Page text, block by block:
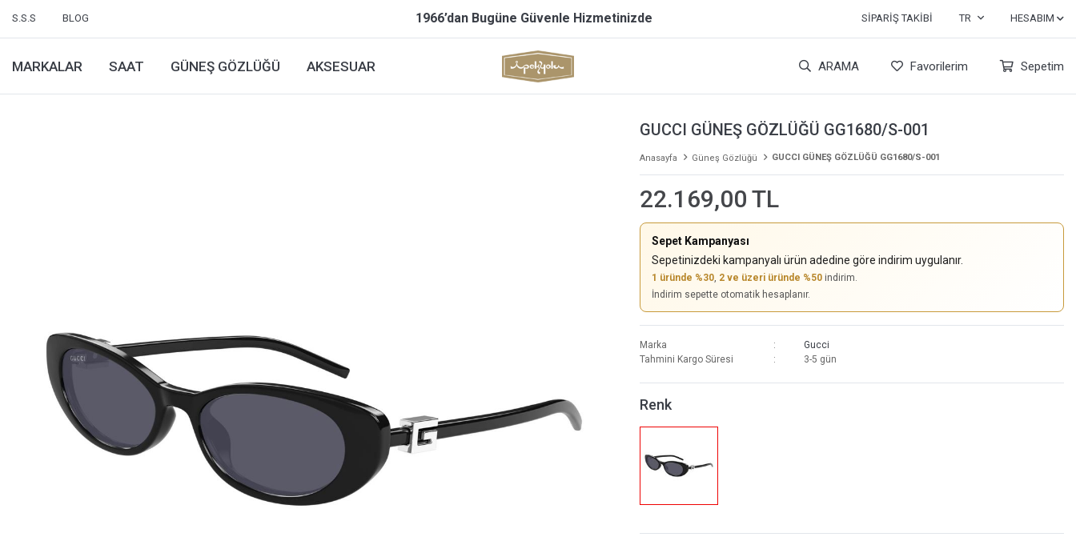
S.S.S BLOG 1966’dan Bugüne Güvenle Hizmetinizde SIPARIŞ TAKIBI TR HESABIM
MARKALAR SAAT GÜNEŞ GÖZLÜĞÜ AKSESUAR ARAMA Favorilerim Sepetim
GUCCI GÜNEŞ GÖZLÜĞÜ GG1680/S-001
Anasayfa Güneş Gözlüğü GUCCI GÜNEŞ GÖZLÜĞÜ GG1680/S-001
22.169,00 TL
Sepet Kampanyası
Sepetinizdeki kampanyalı ürün adedine göre indirim uygulanır.
1 üründe %30, 2 ve üzeri üründe %50indirim.
İndirim sepette otomatik hesaplanır.
Marka
Gucci
Tahmini Kargo Süresi
3-5 gün
Renk